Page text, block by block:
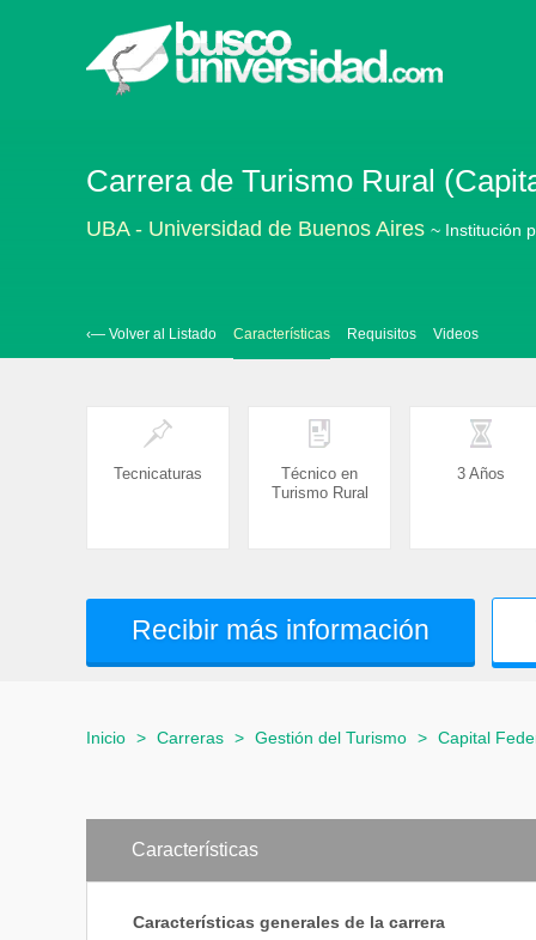
Carrera de Turismo Rural
UBA - Universidad de Buenos Aires ~ Institución
‹— Volver al Listado Características Requisitos Videos
Tecnicaturas
Técnico en
Turismo Rural
3 Años
Recibir más información
Inicio > Carreras > Gestión del Turismo > Capital
Características
Características generales de la carrera